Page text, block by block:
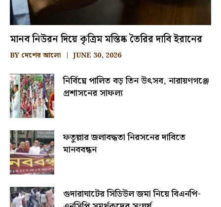
মানব নিউরন দিয়ে কৃত্রিম মস্তিষ্ক তৈরির দাবি ইরানের
BY দেশের আলো JUNE 30, 2026
নির্বিঘ্নে পালিত বড় তিন উৎসব, নারায়ণগঞ্জে
প্রশাসনের সাফল্য
ফতুল্লার জলাবদ্ধতা নিরসনের দাবিতে
মানববন্ধন
গুদারাঘাটের সিডিউল জমা নিয়ে বিএনপি-